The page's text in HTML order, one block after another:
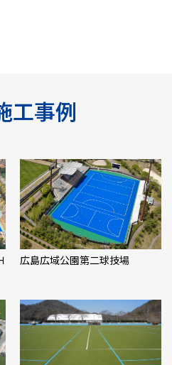
工事例
広島広域公園第二球技場